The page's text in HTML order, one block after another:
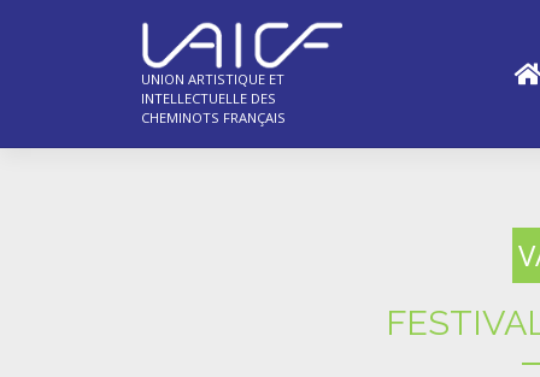
UNION ARTISTIQUE ET
INTELLECTUELLE DES
CHEMINOTS FRANÇAIS